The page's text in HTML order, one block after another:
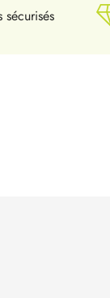
sécurisés